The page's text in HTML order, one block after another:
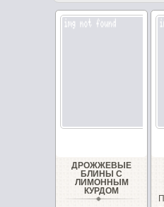
ДРОЖЖЕВЫЕ
БЛИНЫ С
ЛИМОННЫМ
КУРДОМ